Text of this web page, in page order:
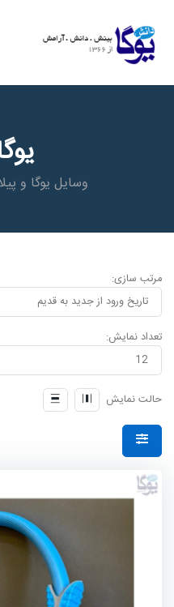
وسایل یوگا و
مرتب سازی:
تعداد نمایش:
حالت نمایش